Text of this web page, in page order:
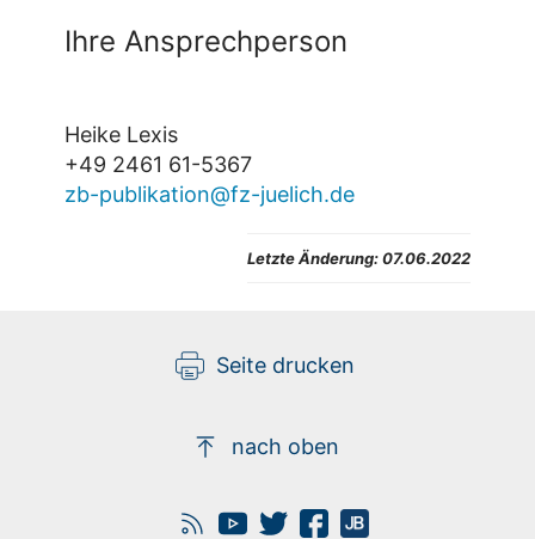
Ihre Ansprechperson
Heike Lexis
+49 2461 61-5367
zb-publikation@fz-juelich.de
Letzte Änderung: 07.06.2022
Seite drucken
nach oben